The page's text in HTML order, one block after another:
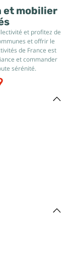
et mobilier
et profitez de
et offrir le
de France est
et commander
sérénité.